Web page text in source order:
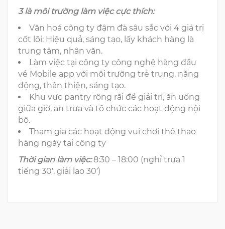
3 là môi trường làm việc cực thích:
Văn hoá công ty đậm đà sâu sắc với 4 giá trị
cốt lõi: Hiệu quả, sáng tạo, lấy khách hàng là
trung tâm, nhân văn.
Làm việc tại công ty công nghệ hàng đầu
về Mobile app với môi trường trẻ trung, năng
động, thân thiện, sáng tạo.
Khu vực pantry rộng rãi để giải trí, ăn uống
giữa giờ, ăn trưa và tổ chức các hoạt động nội
bộ.
Tham gia các hoạt động vui chơi thể thao
hàng ngày tại công ty
Thời gian làm việc: 8:30 – 18:00 (nghỉ trưa 1
tiếng 30′, giải lao 30′)